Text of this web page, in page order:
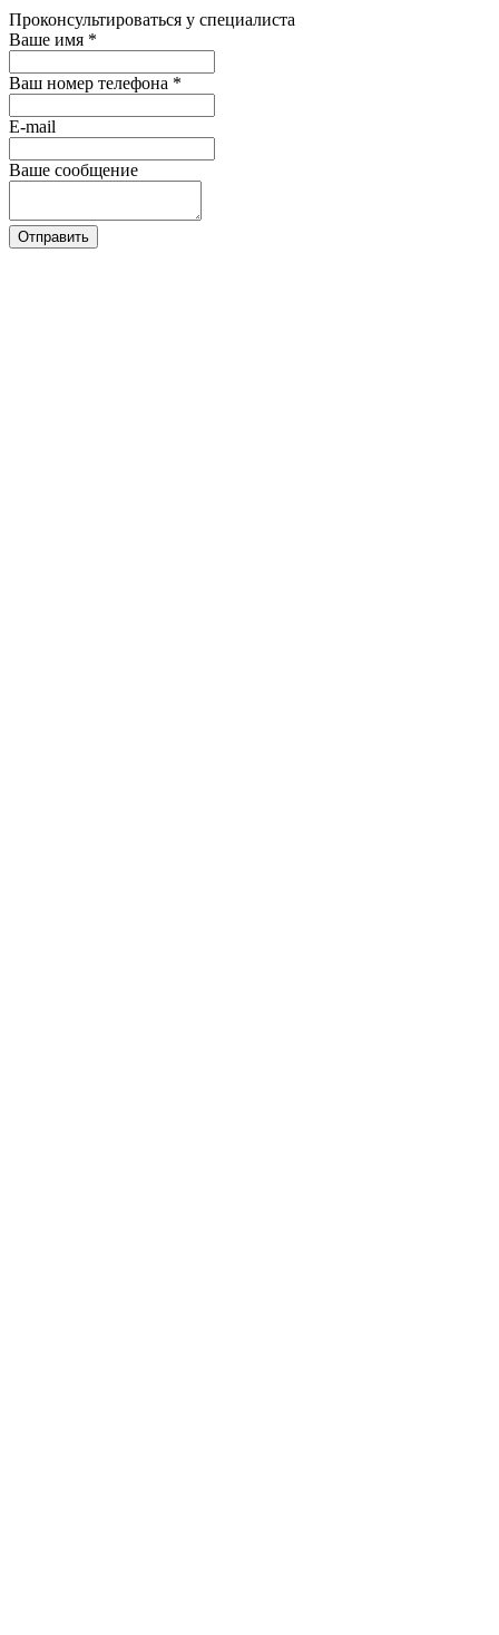
Проконсультироваться у специалиста
Ваше имя *
Ваш номер телефона *
E-mail
Ваше сообщение
Отправить